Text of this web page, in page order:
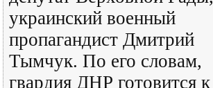
украинский военный
пропагандист Дмитрий
Тымчук. По его словам,
гвардия ДНР готовится к